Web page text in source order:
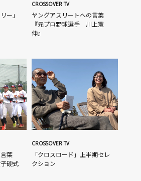
ー」
CROSSOVER TV
ヤングアスリートへの言葉
『元プロ野球選手 川上憲
伸』
葉
硬式
CROSSOVER TV
「クロスロード」上半期セレ
クション